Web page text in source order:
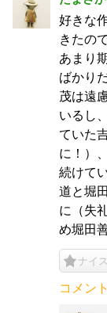
好きな
きたの
あまり
ばかり
茂は遠
いるし
ていた
に！）
続けて
道と堀
に（失
め堀田
ナイス
コメン